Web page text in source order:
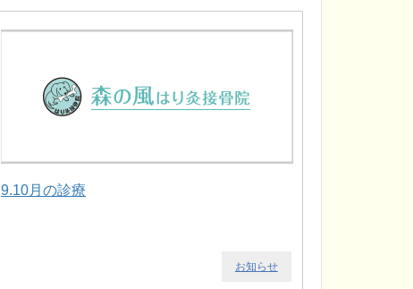
9.10月の診療
お知らせ